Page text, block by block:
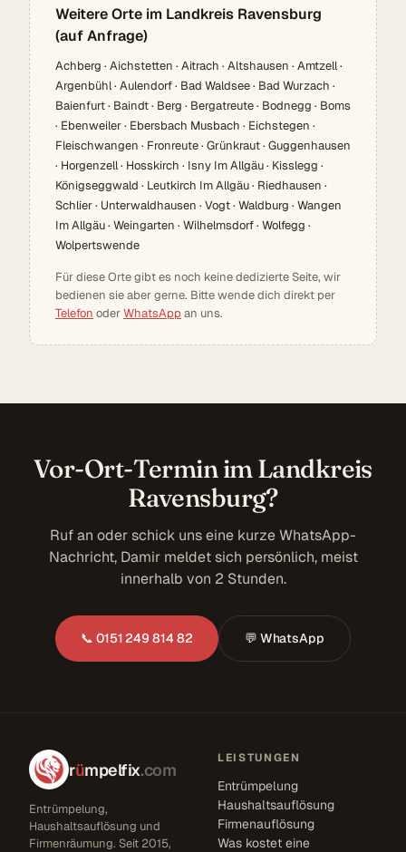
Weitere Orte im Landkreis Ravensburg
(auf Anfrage)
Achberg · Aichstetten · Aitrach · Altshausen · Amtzell ·
Argenbühl · Aulendorf · Bad Waldsee · Bad Wurzach ·
Baienfurt · Baindt · Berg · Bergatreute · Bodnegg · Boms
· Ebenweiler · Ebersbach Musbach · Eichstegen ·
Fleischwangen · Fronreute · Grünkraut · Guggenhausen
· Horgenzell · Hosskirch · Isny Im Allgäu · Kisslegg ·
Königseggwald · Leutkirch Im Allgäu · Riedhausen ·
Schlier · Unterwaldhausen · Vogt · Waldburg · Wangen
Im Allgäu · Weingarten · Wilhelmsdorf · Wolfegg ·
Wolpertswende
Für diese Orte gibt es noch keine dedizierte Seite, wir
bedienen sie aber gerne. Bitte wende dich direkt per
Telefon oderWhatsAppan uns.
Vor-Ort-Termin im Landkreis
Ravensburg?
Ruf an oder schick uns eine kurze WhatsApp-
Nachricht, Damir meldet sich persönlich, meist
innerhalb von 2 Stunden.
📞 0151 249 814 82 💬 WhatsApp
rümpelfix.com
Entrümpelung,
Haushaltsauflösung und
Firmenräumung. Seit 2015,
LEISTUNGEN
Entrümpelung
Haushaltsauflösung
Firmenauflösung
Was kostet eine